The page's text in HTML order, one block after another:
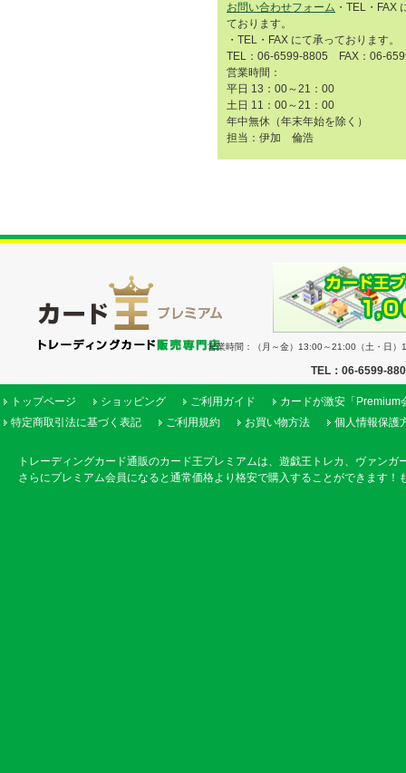
お問い合わせフォーム ・TEL・FAX
ております。
・TEL・FAX にて承っております。
TEL：06-6599-8805 FAX：06-
営業時間：
平日 13：00～21：00
土日 11：00～21：00
年中無休（年末年始を除く）
担当：伊加 倫浩
営業時間：（月～金）13:00～21:00（土・日
TEL：06-6599-
トップページ ショッピング ご利用ガイド
カードが激安「Premium
特定商取引法に基づく表記
ご利用規約 お買い物方法 個人情報保護
トレーディングカード通販のカード王プレミアムは、遊戯王トレカ、ヴァン
さらにプレミアム会員になると通常価格より格安で購入することができます